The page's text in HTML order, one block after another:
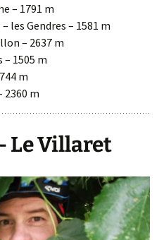
– 1791 m
les Gendres – 1581 m
– 2637 m
– 1505 m
m
2360 m
Le Villaret